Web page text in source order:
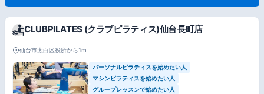
CLUBPILATES (クラブピラティス)仙台長町店
仙台市太白区役所から1m
パーソナルピラティスを始めたい人
マシンピラティスを始めたい人
グループレッスンで始めたい人